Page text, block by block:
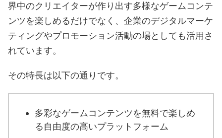
界中のクリエイターが作り出す多様なゲームコンテ
ンツを楽しめるだけでなく、企業のデジタルマーケ
ティングやプロモーション活動の場としても活用さ
れています。
その特長は以下の通りです。
多彩なゲームコンテンツを無料で楽しめ
る自由度の高いプラットフォーム